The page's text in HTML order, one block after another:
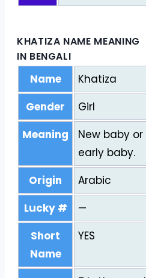
KHATIZA NAME MEANING
IN BENGALI
Name
Khatiza
Gender
Girl
Meaning
New baby or
early baby.
Origin
Arabic
Lucky #
—
Short
Name
YES